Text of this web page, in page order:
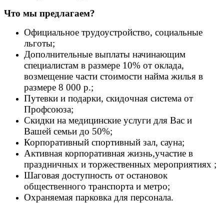
Что мы предлагаем?
Официальное трудоустройство, социальные
льготы;
Дополнительные выплаты начинающим
специалистам в размере 10% от оклада,
возмещение части стоимости найма жилья в
размере 8 000 р.;
Путевки и подарки, скидочная система от
Профсоюза;
Скидки на медицинские услуги для Вас и
Вашей семьи до 50%;
Корпоративный спортивный зал, сауна;
Активная корпоративная жизнь,участие в
праздничных и торжественных мероприятиях ;
Шаговая доступность от остановок
общественного транспорта и метро;
Охраняемая парковка для персонала.